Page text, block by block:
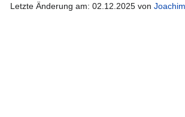
Letzte Änderung am: 02.12.2025 von